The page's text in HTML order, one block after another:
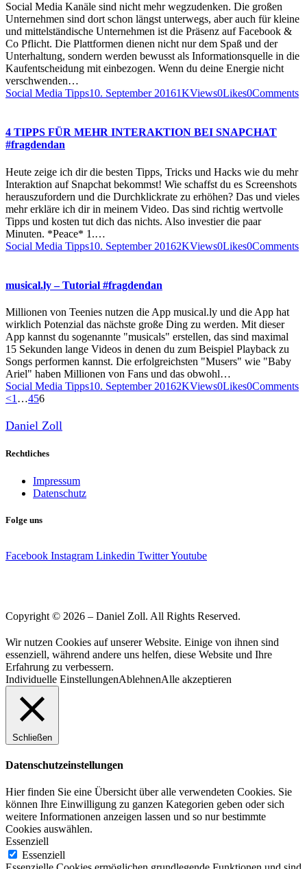
Social Media Kanäle sind nicht mehr wegzudenken. Die großen
Unternehmen sind dort schon längst unterwegs, aber auch für kleine
und mittelständische Unternehmen ist die Präsenz auf Facebook &
Co Pflicht. Die Plattformen dienen nicht nur dem Spaß und der
Unterhaltung, sondern werden bewusst als Informationsquelle in die
Kaufentscheidung mit einbezogen. Wenn du deine Energie nicht
verschwenden…
Social Media Tipps10. September 20161KViews0Likes0Comments
4 TIPPS FÜR MEHR INTERAKTION BEI SNAPCHAT
#fragdendan
Heute zeige ich dir die besten Tipps, Tricks und Hacks wie du mehr
Interaktion auf Snapchat bekommst! Wie schaffst du es Screenshots
herauszufordern und die Durchklickrate zu erhöhen? Das und vieles
mehr erkläre ich dir in meinem Video. Das sind richtig wertvolle
Tipps und kosten tut dich das nichts. Also investier die paar
Minuten. *Peace* 1.…
Social Media Tipps10. September 20162KViews0Likes0Comments
musical.ly – Tutorial #fragdendan
Millionen von Teenies nutzen die App musical.ly und die App hat
wirklich Potenzial das nächste große Ding zu werden. Mit dieser
App kannst du sogenannte "musicals" erstellen, das sind maximal
15 Sekunden lange Videos in denen du zum Beispiel Playback zu
Songs performen kannst. Die erfolgreichsten "Musers" wie "Baby
Ariel" haben Millionen von Fans und das obwohl…
Social Media Tipps10. September 20162KViews0Likes0Comments
Seitennummerierung
der
<Page
1 …Page
4Page
5Page
6
Daniel Zoll
Rechtliches
Impressum
Datenschutz
Folge uns
Facebook Instagram Linkedin TwitterYoutube
Copyright © 2026 – Daniel Zoll. All Rights Reserved.
Wir nutzen Cookies auf unserer Website. Einige von ihnen sind
essenziell, während andere uns helfen, diese Website und Ihre
Erfahrung zu verbessern.
Individuelle EinstellungenAblehnenAlle akzeptieren
Schließen
Datenschutzeinstellungen
Hier finden Sie eine Übersicht über alle verwendeten Cookies. Sie
können Ihre Einwilligung zu ganzen Kategorien geben oder sich
weitere Informationen anzeigen lassen und so nur bestimmte
Cookies auswählen.
Essenziell
Essenziell